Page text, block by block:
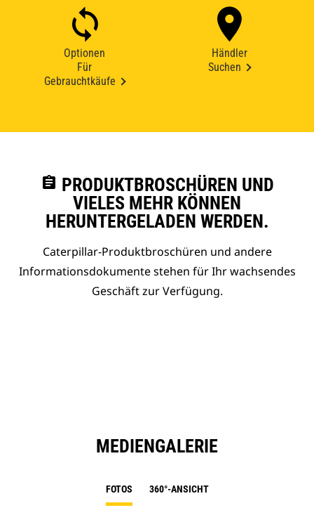
Optionen
Für
Gebrauchtkäufe
Händler
Suchen
assignment PRODUKTBROSCHÜREN UND
VIELES MEHR KÖNNEN
HERUNTERGELADEN WERDEN.
Caterpillar-Produktbroschüren und andere
Informationsdokumente stehen für Ihr wachsendes
Geschäft zur Verfügung.
MEDIENGALERIE
FOTOS 360°-ANSICHT